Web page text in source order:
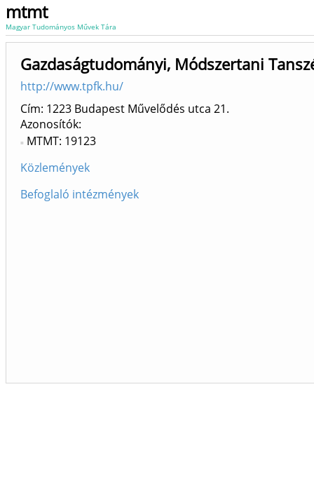
mtmt
Magyar Tudományos Művek Tára
Gazdaságtudományi, Módszertani
http://www.tpfk.hu/
Cím: 1223 Budapest Művelődés utca 21.
Azonosítók
MTMT: 19123
Közlemények
Befoglaló intézmények